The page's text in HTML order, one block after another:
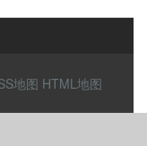
地图 HTML地图